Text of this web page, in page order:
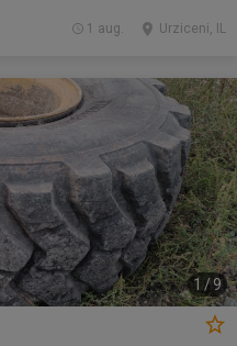
Urziceni, IL
1 aug.
1 /9